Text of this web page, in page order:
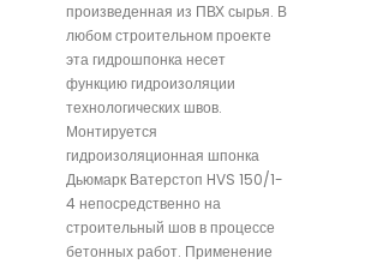
произведенная из ПВХ сырья. В
любом строительном проекте
эта гидрошпонка несет
функцию гидроизоляции
технологических швов.
Монтируется
гидроизоляционная шпонка
Дьюмарк Ватерстоп HVS 150/1-
4 непосредственно на
строительный шов в процессе
бетонных работ. Применение